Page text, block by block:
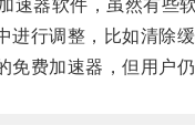
器软件，虽然有些软
行调整，比如清除缓
费加速器，但用户仍